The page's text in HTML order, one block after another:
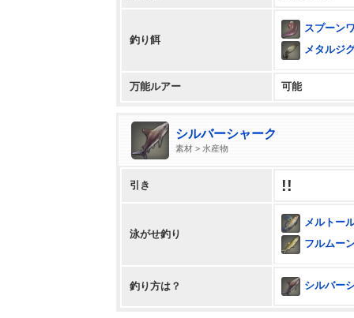
釣り餌
スプーン
メタルジ
万能ルアー 可能
シルバーシャーク
素材 > 水産物
引き !!
泳がせ釣り
メルトー
フルムー
釣り方は？ シルバー